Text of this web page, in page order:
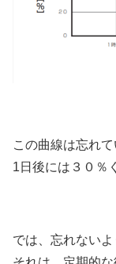
この曲線は忘れ
1日後には３０％
では、忘れない